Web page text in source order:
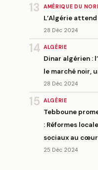
13 AMÉRIQUE DU
L’Algérie
28 Déc 2024
14 ALGÉRIE
Dinar algérien :
le marché noir,
28 Déc 2024
15 ALGÉRIE
Tebboune
: Réformes
sociaux au
25 Déc 2024